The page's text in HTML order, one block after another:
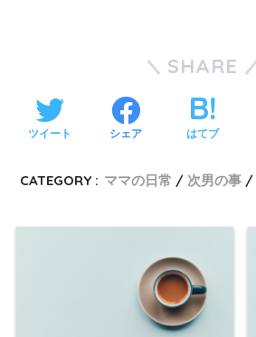
SHARE
ツイート シェア はてブ
CATEGORY : ママの日常 次男の事